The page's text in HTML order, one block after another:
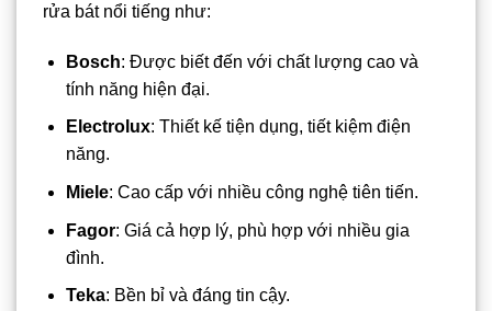
rửa bát nổi tiếng như:
Bosch: Được biết đến với chất lượng cao và
tính năng hiện đại.
Electrolux: Thiết kế tiện dụng, tiết kiệm điện
năng.
Miele: Cao cấp với nhiều công nghệ tiên tiến.
Fagor: Giá cả hợp lý, phù hợp với nhiều gia
đình.
Teka: Bền bỉ và đáng tin cậy.